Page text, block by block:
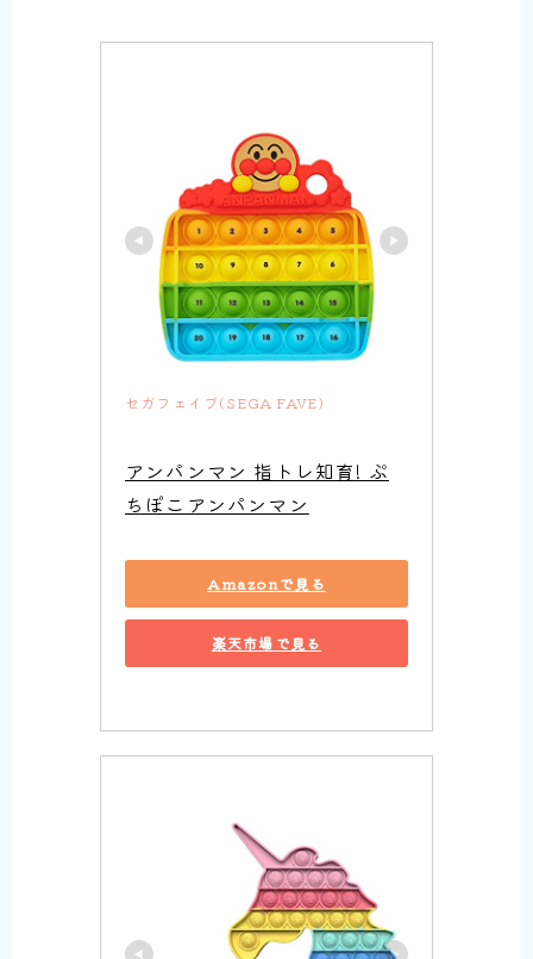
セガフェイブ(SEGA FAVE)
アンパンマン 指トレ知育! ぷ
ちぽこアンパンマン
Amazonで見る
楽天市場で見る